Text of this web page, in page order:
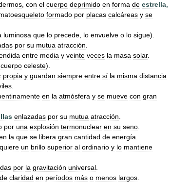
con el cuerpo deprimido en forma de estrella,
formado por placas calcáreas y se
luminosa que lo precede lo envuelve o lo sigue).
por su mutua atracción
entre media y veinte veces la masa solar.
cuerpo celeste).
propia y guardan siempre entre sí la misma distancia
en la atmósfera y se mueve con gran
enlazadas por su mutua atracción
por una explosión termonuclear en su seno
la que se libera gran cantidad de energía
un brillo superior al ordinario y lo mantiene
por la gravitación universal
de claridad en períodos más o menos largos